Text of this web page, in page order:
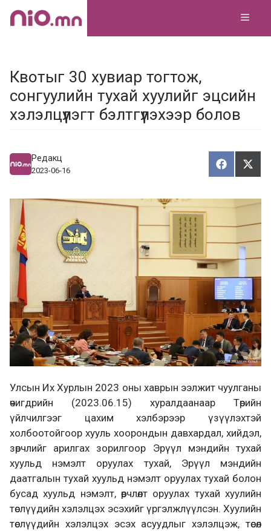
Skip
Квотыг 30 хувиар тогтож,
сонгуулийн тухай хуулийг эцсийн
хэлэлцүүлэгт бэлтгүүлэхээр болов
Редакц
2023-06-16
Х
у
а
ц
а
Т
ү
э
х
Улсын Их Хурлын 2023 оны хаврын ээлжит чуулганы
өчигдрийн (2023.06.15) хуралдаанаар Төрийн
үйлчилгээг цахим хэлбэрээр үзүүлэхтэй
холбоотойгоор хууль хоорондын давхардал, хийдэл,
зөрчлийг арилгах зорилгоор Эрүүл мэндийн тухай
хуульд нэмэлт оруулах тухай, Эрүүл мэндийн
даатгалын тухай хуульд нэмэлт оруулах тухай болон
бусад хуульд нэмэлт, өөрчлөлт оруулах тухай хуулийн
төслүүдийн хэлэлцэх эсэхийг үргэлжлүүлсэн. Хуулийн
төслүүдийн хэлэлцэх эсэх асуудлыг хэлэлцэж, төсөл